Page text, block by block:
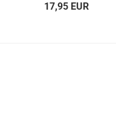
17,95 EUR